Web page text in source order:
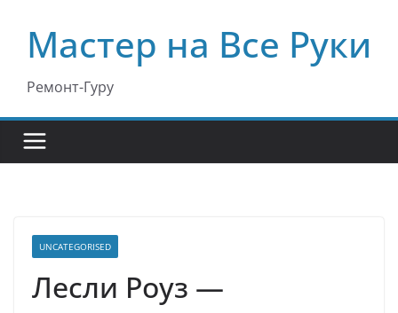
содержимому
Мастер на Все Руки
Ремонт-Гуру
UNCATEGORISED
Лесли Роуз —